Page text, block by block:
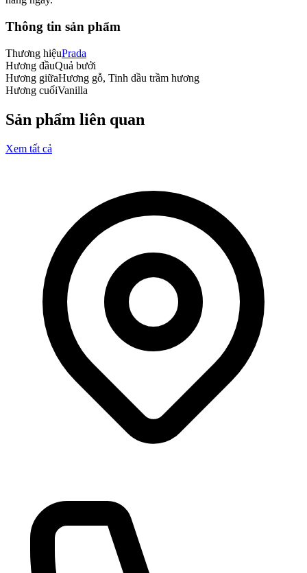
Thông tin sản phẩm
Thương hiệuPrada
Hương đầuQuả bưởi
Hương giữaHương gỗ, Tinh dầu trầm hương
Hương cuốiVanilla
Sản phẩm liên quan
Xem tất cả